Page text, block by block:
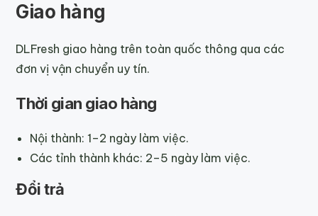
Giao hàng
DLFresh giao hàng trên toàn quốc thông qua các
đơn vị vận chuyển uy tín.
Thời gian giao hàng
Nội thành: 1–2 ngày làm việc.
Các tỉnh thành khác: 2–5 ngày làm việc.
Đổi trả